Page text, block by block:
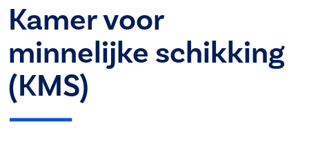
Kamer voor
minnelijke schikking
(KMS)